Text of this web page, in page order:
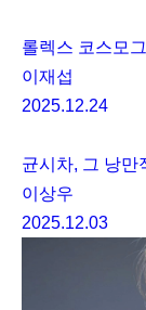
롤렉스 코스모
이재섭
2025.12.24
균시차, 그 낭만
이상우
2025.12.03